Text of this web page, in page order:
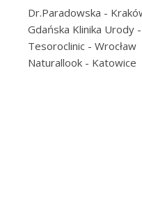
Dr.Paradowska -
Gdańska Klinika Urody
Tesoroclinic - Wrocław
Naturallook - Katowice